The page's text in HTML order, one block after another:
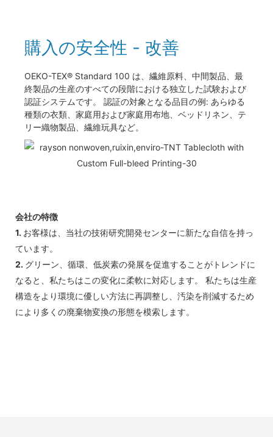
購入の安全性 - 改善
OEKO-TEX® Standard 100 は、繊維原料、中間製品、最
終製品の生産のすべての段階における独立した試験および
認証システムです。 認証の対象となる品目の例: あらゆる
種類の衣類、家庭用および家庭用布地、ベッドリネン、テ
リー織物製品、繊維玩具など。
会社の特徴
1. お客様は、当社の技術研究開発センターに新たな自信を持っ
ています。
2. グリーン、循環、低炭素の発展を促進することがトレンドに
なると、私たちはこの変化に柔軟に対応します。 私たちは生産
構造をより環境に優しい方法に再調整し、汚染を削減するため
により多くの廃棄物変換の形態を模索します。